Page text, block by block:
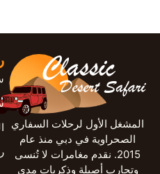
المشغل الأول لرحلات السفاري
الصحراوية في دبي منذ عام
2015. نقدم مغامرات لا تُنسى
وتجارب أصيلة وذكريات مدى